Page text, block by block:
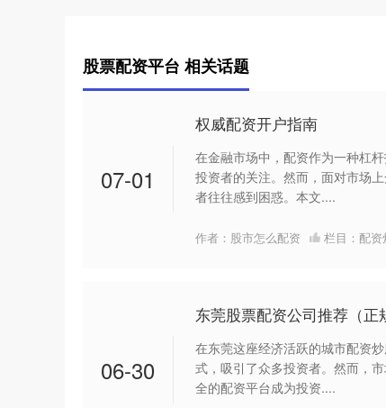
股票配资平台 相关话题
07-01
权威配资开户指南
在金融市场中，配资作为一种杠
投资者的关注。然而，面对市场
者往往感到困惑。本文....
作者：股市怎么配资 栏目： 配资
06-30
东莞股票配资公司推荐（正
在东莞这座经济活跃的城市配资
式，吸引了众多投资者。然而，
全的配资平台成为投资....